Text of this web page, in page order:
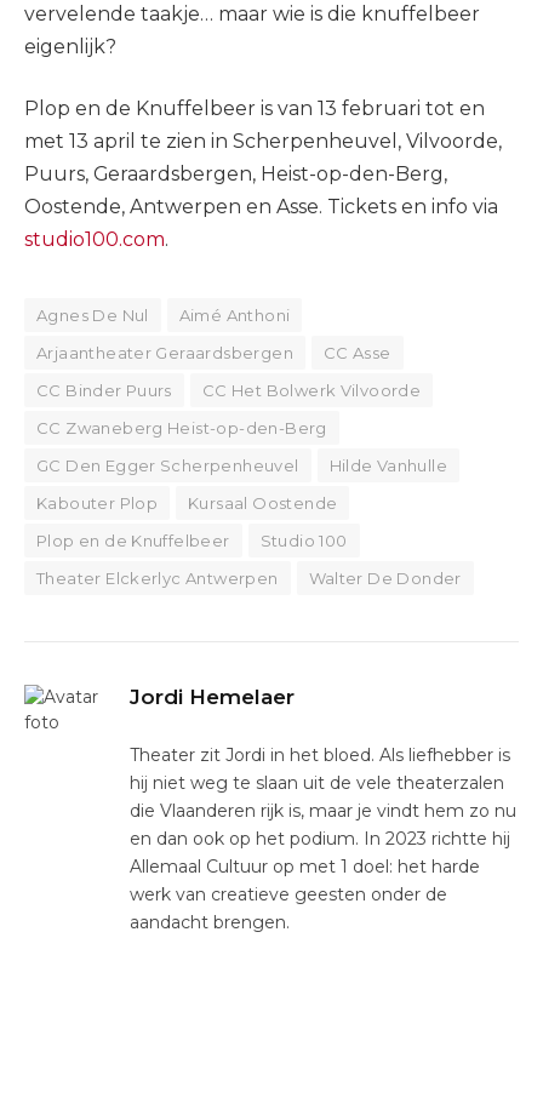
vervelende taakje… maar wie is die knuffelbeer
eigenlijk?
Plop en de Knuffelbeer is van 13 februari tot en
met 13 april te zien in Scherpenheuvel, Vilvoorde,
Puurs, Geraardsbergen, Heist-op-den-Berg,
Oostende, Antwerpen en Asse. Tickets en info via
studio100.com.
Agnes De Nul
Aimé Anthoni
Arjaantheater Geraardsbergen
CC Asse
CC Binder Puurs
CC Het Bolwerk Vilvoorde
CC Zwaneberg Heist-op-den-Berg
GC Den Egger Scherpenheuvel
Hilde Vanhulle
Kabouter Plop
Kursaal Oostende
Plop en de Knuffelbeer
Studio 100
Theater Elckerlyc Antwerpen
Walter De Donder
Jordi Hemelaer
Theater zit Jordi in het bloed. Als liefhebber is
hij niet weg te slaan uit de vele theaterzalen
die Vlaanderen rijk is, maar je vindt hem zo nu
en dan ook op het podium. In 2023 richtte hij
Allemaal Cultuur op met 1 doel: het harde
werk van creatieve geesten onder de
aandacht brengen.